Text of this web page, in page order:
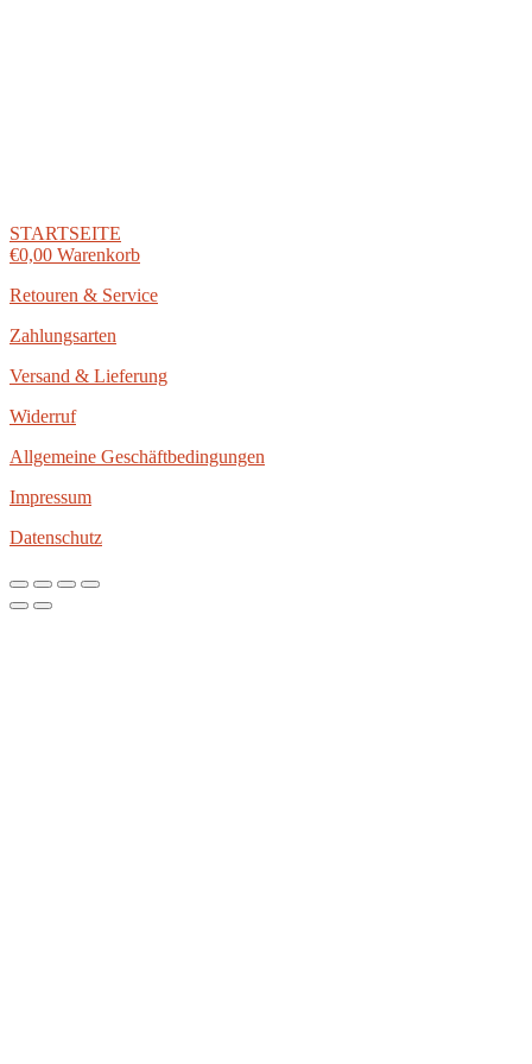
STARTSEITE
€0,00 Warenkorb
Retouren & Service
Zahlungsarten
Versand & Lieferung
Widerruf
Allgemeine Geschäftbedingungen
Impressum
Datenschutz